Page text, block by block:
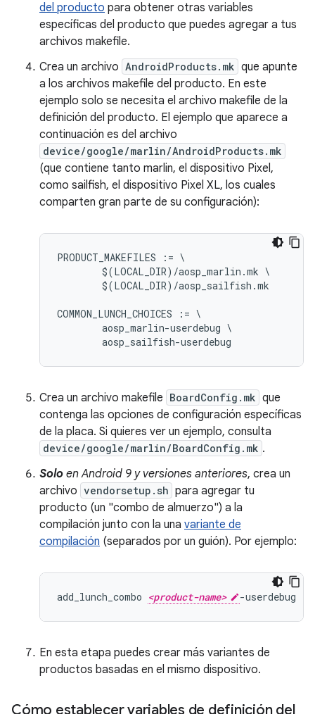
del producto para obtener otras variables
específicas del producto que puedes agregar a tus
archivos makefile.
Crea un archivo AndroidProducts.mk que apunte
a los archivos makefile del producto. En este
ejemplo solo se necesita el archivo makefile de la
definición del producto. El ejemplo que aparece a
continuación es del archivo
device/google/marlin/AndroidProducts.mk
(que contiene tanto marlin, el dispositivo Pixel,
como sailfish, el dispositivo Pixel XL, los cuales
comparten gran parte de su configuración):
PRODUCT_MAKEFILES := \
COMMON_LUNCH_CHOICES := \
Crea un archivo makefile BoardConfig.mk que
contenga las opciones de configuración específicas
de la placa. Si quieres ver un ejemplo, consulta
device/google/marlin/BoardConfig.mk .
Solo en Android 9 y versiones anteriores, crea un
archivo vendorsetup.sh para agregar tu
producto (un "combo de almuerzo") a la
compilación junto con la una variante de
compilación (separados por un guión). Por ejemplo:
add_lunch_combo <product-name>
En esta etapa puedes crear más variantes de
productos basadas en el mismo dispositivo.
Cómo establecer variables de definición del